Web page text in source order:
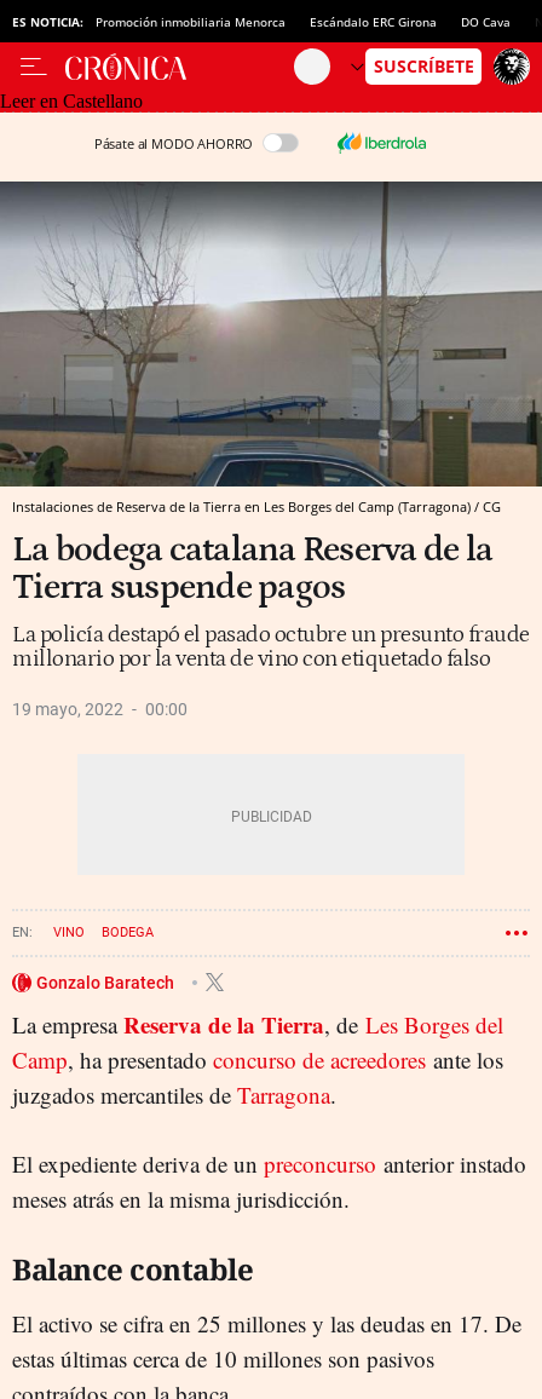
ES NOTICIA: Promoción inmobiliaria Menorca Escándalo ERC Girona DO Cava
Leer en Castellano
Pásate al MODO AHORRO
Instalaciones de Reserva de la Tierra en Les Borges del Camp (Tarragona) / CG
La bodega catalana Reserva de la
Tierra suspende pagos
La policía destapó el pasado octubre un presunto fraude
millonario por la venta de vino con etiquetado falso
19 mayo, 2022 00:00
VINO BODEGA
Gonzalo Baratech
La empresaReserva de la Tierra, de Les Borges del
Camp, ha presentado concurso de acreedores ante los
juzgados mercantiles de Tarragona.
El expediente deriva de un preconcurso anterior instado
meses atrás en la misma jurisdicción.
Balance contable
El activo se cifra en 25 millones y las deudas en 17. De
estas últimas cerca de 10 millones son pasivos